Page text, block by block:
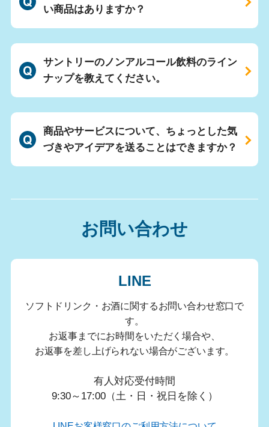
い商品はありますか？
サントリーのノンアルコール飲料のライン
ナップを教えてください。
商品やサービスについて、ちょっとした気
づきやアイデアを送ることはできますか？
お問い合わせ
LINE
ソフトドリンク・お酒に関するお問い合わせ窓口で
す。
お返事までにお時間をいただく場合や、
お返事を差し上げられない場合がございます。
有人対応受付時間
9:30～17:00（土・日・祝日を除く）